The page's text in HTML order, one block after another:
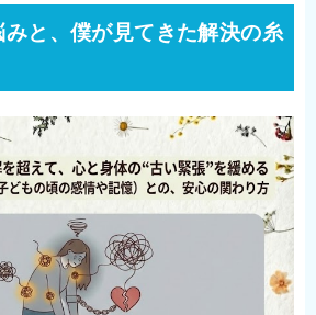
と、僕が見てきた解決の糸